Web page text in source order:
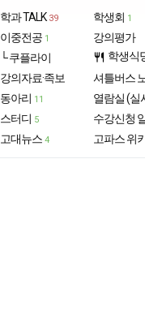
학과 TALK 39
이중전공 1
└ 쿠플라이
강의자료·족보
동아리 11
스터디 5
고대뉴스 4
학생회 1
강의평가
restaurant 학생식
셔틀버스
열람실 (실
수강신청
고파스 위